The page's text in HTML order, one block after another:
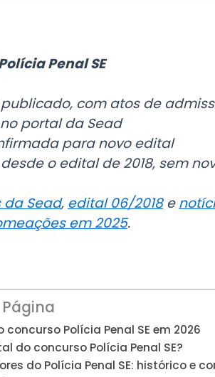
Penal SE
com atos de
portal da Sead
para novo edital
o edital de 2018, sem
Sead, edital 06/2018e
em 2025.
Polícia Penal SE em 2026
do concurso Polícia Penal SE?
do Polícia Penal SE: histórico e